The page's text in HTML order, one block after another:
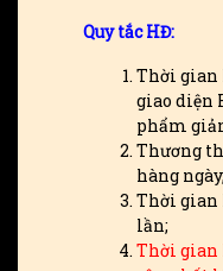
Quy tắc HĐ:
Thời gian
giao diện
phẩm
Thương
hàng
Thời gian
lần;
Thời gian